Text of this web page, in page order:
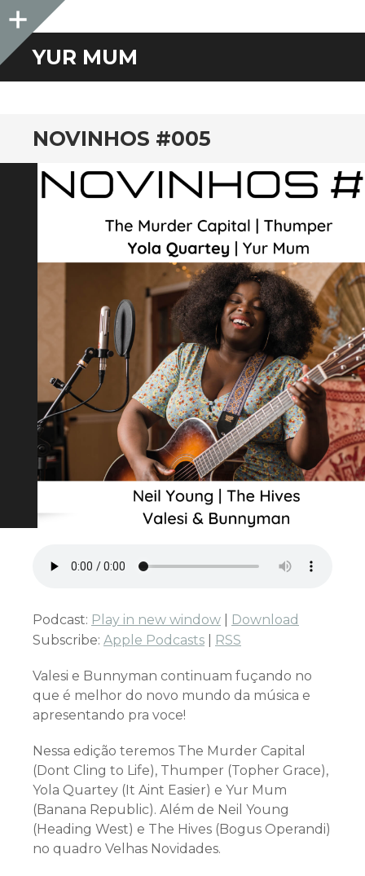
Sidebar
YUR MUM
NOVINHOS #005
Podcast: Play in new window
Download
Subscribe: Apple Podcasts RSS
Valesi e Bunnyman continuam fuçando no
que é melhor do novo mundo da música e
apresentando pra voce!
Nessa edição teremos The Murder Capital
(Dont Cling to Life), Thumper (Topher Grace),
Yola Quartey (It Aint Easier) e Yur Mum
(Banana Republic). Além de Neil Young
(Heading West) e The Hives (Bogus Operandi)
no quadro Velhas Novidades.